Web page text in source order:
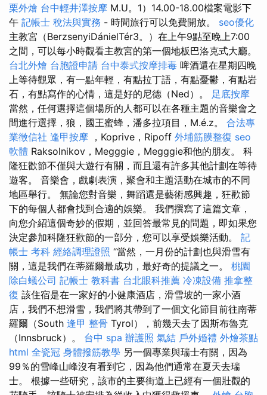
栗外燴 台中輕井澤按摩 M.U。1）14.00-18.00檔案電影下
午 記帳士 稅法與實務 - 時間旅行可以免費開放。 seo優化
主教宮（BerzsenyiDánielTér3。）在上午9點至晚上7:00
之間，可以每小時觀看主教宮的第一個地板巴洛克式大廳。
台北外燴 台胞證申請 台中泰式按摩排毒 啤酒還在星期四晚
上等待觀眾，有一點年輕，有點拉丁語，有點憂鬱，有點岩
石，有點寫作的心情，這是好的尼德（Ned）。 足底按摩
當然，任何選擇這個場所的人都可以在各種主題的音樂會之
間進行選擇，狼，國王蜜蜂，潘多拉項目，M.é.z。 合法專
業徵信社 逢甲按摩 ，Koprive，Ripoff 外埔筋膜整復 seo
軟體 Raksolnikov，Megggie，Megggie和他的朋友。 科
隆狂歡節不僅與大遊行有關，而且還有許多其他計劃在等待
遊客。 音樂會，戲劇表演，聚會和主題活動在城市的不同
地區舉行。 無論您對音樂，舞蹈還是藝術感興趣，狂歡節
下的每個人都會找到合適的娛樂。 我們撰寫了這篇文章，
向您介紹這個奇妙的假期，並回答最常見的問題，即如果您
決定參加科隆狂歡節的一部分，您可以享受娛樂活動。 記
帳士 考科 經絡調理證照 “當然，一月份的計劃也與滑雪有
關，這是我們在蒂羅爾最成功，最好奇的提議之一。 桃園
除白蟻公司 記帳士 教科書 台北眼科推薦 冷凍設備 推拿整
復 該住宿是在一家好的小健康酒店，滑雪坡的一家小酒
店，我們不想滑雪，我們將其帶到了一個文化節目前往南蒂
羅爾（South 逢甲 整骨 Tyrol），前幾天去了因斯布魯克
（Innsbruck）。 台中 spa 辦護照 氣結 戶外婚禮 外燴茶點
html 全瓷冠 身體撥筋教學 另一個專業與瑞士有關，因為
99％的雪峰山峰沒有看到它，因為他們通常在夏天去瑞
士。 根據一些研究，該市的主要街道上已經有一個壯觀的